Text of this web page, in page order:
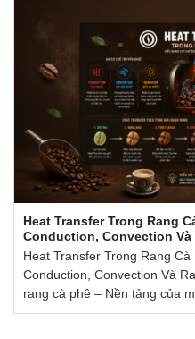
Heat Transfer Trong Rang
Conduction, Convection Và
Heat Transfer Trong Rang
Conduction, Convection Và
rang cà phê – Nền tảng của